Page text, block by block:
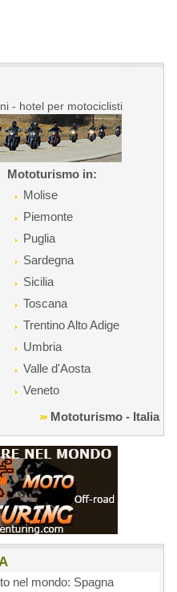
- hotel per motociclisti
Mototurismo in:
Molise
Piemonte
Puglia
Sardegna
Sicilia
Toscana
Trentino Alto Adige
Umbria
Valle d'Aosta
Veneto
Mototurismo - Italia
nel mondo: Spagna